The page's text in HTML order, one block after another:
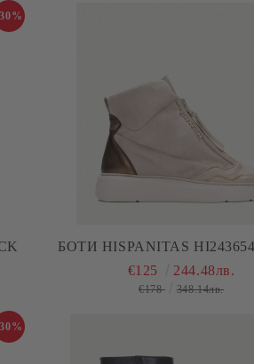
БОТИ HISPANITAS
€125 244.48лв.
€178 348.14лв.